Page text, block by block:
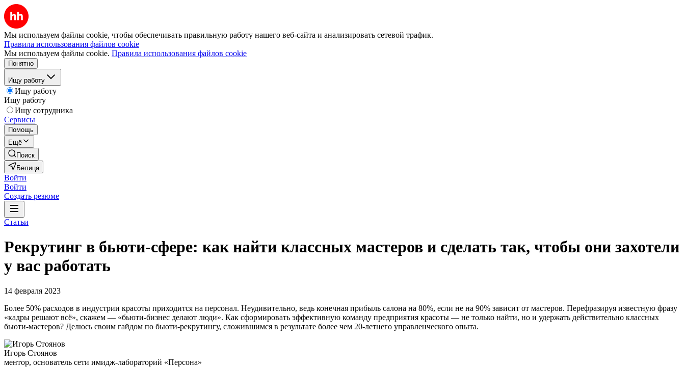
Мы используем файлы cookie, чтобы обеспечивать правильную работу нашего веб-сайта и анализировать сетевой трафик.
Правила использования файлов cookie
Мы используем файлы cookie. Правила использования файлов cookie
Понятно
Ищу работу
Ищу работу
Ищу работу
Ищу сотрудника
Сервисы
Помощь
Ещё
Поиск
Белица
Войти
Войти
Создать резюме
Статьи
Рекрутинг в бьюти-сфере: как найти классных мастеров и сделать так, чтобы они захотели
у вас работать
14 февраля 2023
Более 50% расходов в индустрии красоты приходится на персонал. Неудивительно, ведь конечная прибыль салона на 80%, если не на 90% зависит от мастеров. Перефразируя известную фразу
«кадры решают всё», скажем — «бьюти-бизнес делают люди». Как сформировать эффективную команду предприятия красоты — не только найти, но и удержать действительно классных
бьюти-мастеров? Делюсь своим гайдом по бьюти-рекрутингу, сложившимся в результате более чем 20-летнего управленческого опыта.
Игорь Стоянов
ментор, основатель сети имидж-лабораторий «Персона»